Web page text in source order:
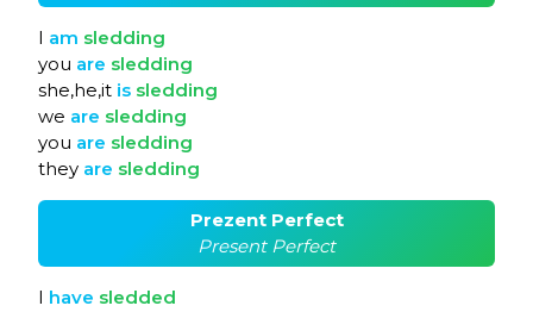
I am sledding
you are sledding
she,he,it is sledding
we are sledding
you are sledding
they are sledding
Prezent Perfect
Present Perfect
I have sledded